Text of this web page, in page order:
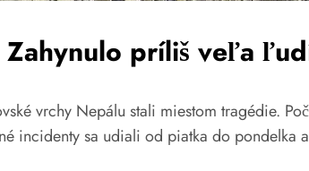
Zahynulo príliš veľa
vrchy Nepálu stali miestom tragédie.
incidenty sa udiali od piatka do pondelka